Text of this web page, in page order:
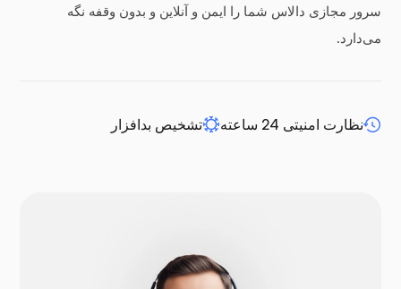
افزونه WP-extendify
سرور مجازی دالاس شما را ایمن و آنلاین و بدون وقفه نگه
می‌دارد.
نظارت امنیتی 24 ساعته تشخیص بدافزار